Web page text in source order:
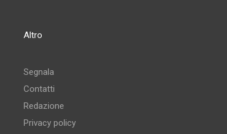
Altro
Segnala
Contatti
Redazione
Privacy policy